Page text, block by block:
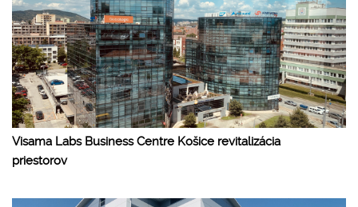
Visama Labs Business Centre Košice revitalizácia
priestorov